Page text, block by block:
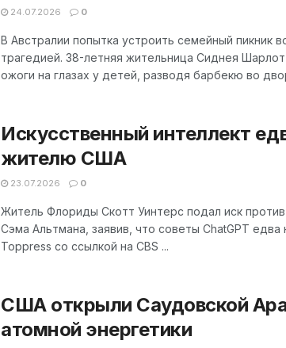
24.07.2026 0
В Австралии попытка устроить семейный пикник
трагедией. 38-летняя жительница Сиднея
ожоги на глазах у детей, разводя барбекю во
Искусственный интеллект
жителю США
23.07.2026 0
Житель Флориды Скотт Уинтерс подал иск
Сэма Альтмана, заявив, что советы ChatGPT
Toppress со ссылкой на CBS ...
США открыли Саудовской
атомной энергетики